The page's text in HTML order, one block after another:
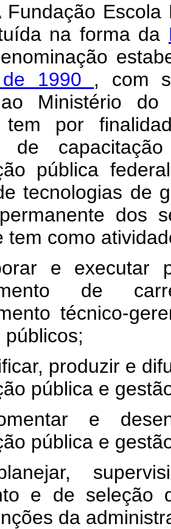
Fundação
na forma da
1990 , com
Ministério do
por
de
pública
tecnologias de
dos
tem como
e executar
de
técnico-
produzir e
pública e
e
pública e
e de seleção
da